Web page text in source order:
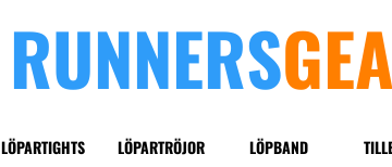
RUNNERS
LÖPARTIGHTS LÖPARTRÖJOR LÖPBAND